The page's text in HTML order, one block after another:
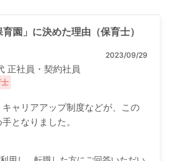
育園」に決めた理由（保育士）
2023/09/29
正社員・契約社員
ャリアアップ制度などが、この
となりました。